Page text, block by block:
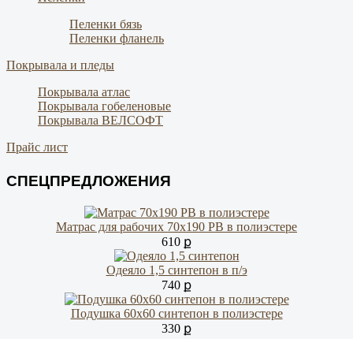
Пеленки бязь
Пеленки фланель
Покрывала и пледы
Покрывала атлас
Покрывала гобеленовые
Покрывала ВЕЛСОФТ
Прайс лист
СПЕЦПРЕДЛОЖЕНИЯ
Матрас для рабочих 70х190 РВ в полиэстере
610 ք
Одеяло 1,5 синтепон в п/э
740 ք
Подушка 60х60 синтепон в полиэстере
330 ք